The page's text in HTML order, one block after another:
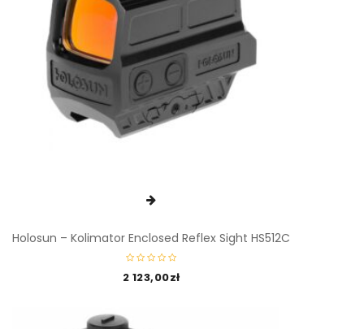
Holosun – Kolimator Enclosed Reflex Sight HS512C
2 123,00zł